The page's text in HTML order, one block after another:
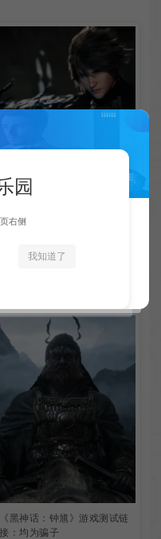
《失落之魂》不当言论事件：
新闻资讯
《黑神话：钟馗》游戏测试链
接：均为骗子
园
右侧
我知道了